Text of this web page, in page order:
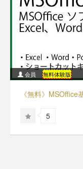
会員 無料体験版
《無料》MSOffice
5